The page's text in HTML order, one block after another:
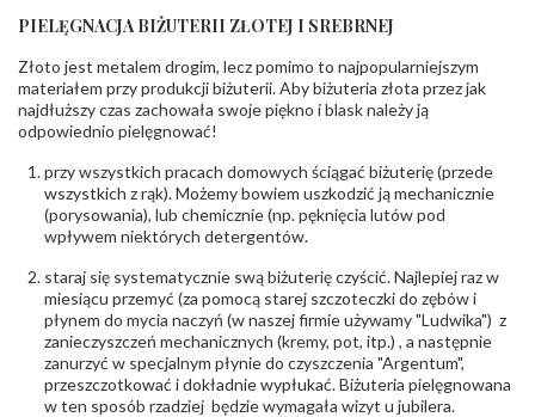
INNE PARAMETRY
Producent
odpowiedzialny:
PZ Stelmach Sp. z o.o. ul. Północna 22 45-805
Opole; NIP 7542889545; Tel. +48 77 54 90 100;
biuro@stelmach.pl
Bezpieczeństwo
ostrzeżenia:
Nie nadaje się dla dzieci w wieku poniżej 3 lat
zawierają nikiel
PIELĘGNACJA BIŻUTERII ZŁOTEJ I SREBRNEJ
Złoto jest metalem drogim, lecz pomimo to najpopularniejszym
materiałem przy produkcji biżuterii. Aby biżuteria złota przez jak
najdłuższy czas zachowała swoje piękno i blask należy ją
odpowiednio pielęgnować!
przy wszystkich pracach domowych ściągać biżuterię (przede
wszystkich z rąk). Możemy bowiem uszkodzić ją mechanicznie
(porysowania), lub chemicznie (np. pęknięcia lutów pod
wpływem niektórych detergentów.
staraj się systematycznie swą biżuterię czyścić. Najlepiej raz w
miesiącu przemyć (za pomocą starej szczoteczki do zębów i
płynem do mycia naczyń (w naszej firmie używamy "Ludwika") z
zanieczyszczeń mechanicznych (kremy, pot, itp.) , a następnie
zanurzyć w specjalnym płynie do czyszczenia "Argentum",
przeszczotkować i dokładnie wypłukać. Biżuteria pielęgnowana
w ten sposób rzadziej będzie wymagała wizyt u jubilera.